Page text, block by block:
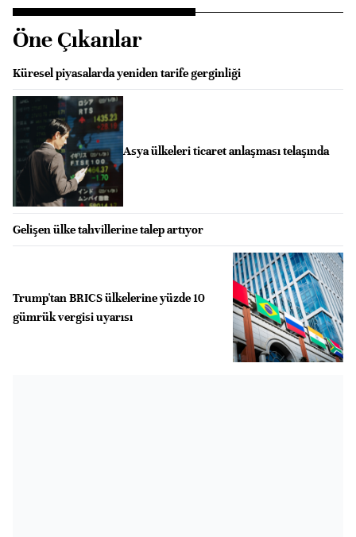
Öne Çıkanlar
Küresel piyasalarda yeniden tarife gerginliği
Asya ülkeleri ticaret anlaşması telaşında
Gelişen ülke tahvillerine talep artıyor
Trump'tan BRICS ülkelerine yüzde 10
gümrük vergisi uyarısı